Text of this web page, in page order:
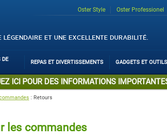
LÉGENDAIRE ET UNE EXCELLENTE DURABILITÉ.
Oster Style Oster Professionel
DE
REPAS ET DIVERTISSEMENTS GADGETS ET OUTILS
ICI POUR DES INFORMATIONS
: Retours
les commandes